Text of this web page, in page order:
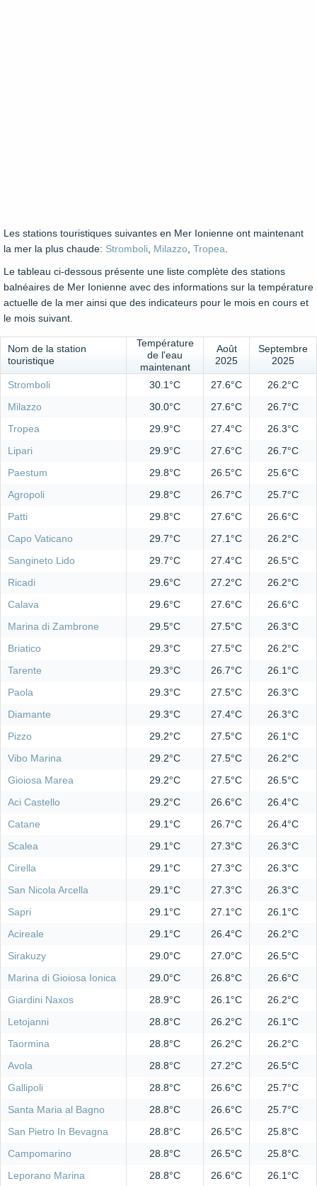
Les stations touristiques suivantes en Mer Ionienne ont maintenant
la mer la plus chaude: Stromboli Milazzo Tropea
Le tableau ci-dessous présente une liste complète des stations
balnéaires de Mer Ionienne avec des informations sur la température
actuelle de la mer ainsi que des indicateurs pour le mois en cours et
le mois suivant.
Nom de la station
touristique
Température
de l'eau
maintenant
Août
2025
Septembre
2025
Stromboli 30.1°C 27.6°C
26.2°C
Milazzo
30.0°C 27.6°C
26.7°C
Tropea
29.9°C 27.4°C
26.3°C
Lipari
29.9°C 27.6°C
26.7°C
Paestum
29.8°C 26.5°C
25.6°C
Agropoli
29.8°C 26.7°C
25.7°C
Patti
29.8°C 27.6°C
26.6°C
Capo Vaticano
29.7°C 27.1°C
26.2°C
Sangineto Lido
29.7°C 27.4°C
26.5°C
Ricadi
29.6°C 27.2°C
26.2°C
Calava
29.6°C 27.6°C
26.6°C
Marina di Zambrone
29.5°C 27.5°C
26.3°C
Briatico
29.3°C 27.5°C
26.2°C
Tarente
29.3°C 26.7°C
26.1°C
Paola
29.3°C 27.5°C
26.3°C
Diamante
29.3°C 27.4°C
26.3°C
Pizzo
29.2°C 27.5°C
26.1°C
Vibo Marina
29.2°C 27.5°C
26.2°C
Gioiosa Marea
29.2°C 27.5°C
26.5°C
Aci Castello
29.2°C 26.6°C
26.4°C
Catane
29.1°C 26.7°C
26.4°C
Scalea
29.1°C 27.3°C
26.3°C
Cirella
29.1°C 27.3°C
26.3°C
San Nicola Arcella
29.1°C 27.3°C
26.3°C
Sapri
29.1°C 27.1°C
26.1°C
Acireale
29.1°C 26.4°C
26.2°C
Sirakuzy
29.0°C 27.0°C
26.5°C
Marina di Gioiosa Ionica
29.0°C 26.8°C
26.6°C
Giardini Naxos
28.9°C 26.1°C
26.2°C
Letojanni
28.8°C 26.2°C
26.1°C
Taormina
28.8°C 26.2°C
26.2°C
Avola
28.8°C 27.2°C
26.5°C
Gallipoli
28.8°C 26.6°C
25.7°C
Santa Maria al Bagno
28.8°C 26.6°C
25.7°C
San Pietro In Bevagna
28.8°C 26.5°C
25.8°C
Campomarino
28.8°C 26.5°C
25.8°C
Leporano Marina
28.8°C 26.6°C 26.1°C